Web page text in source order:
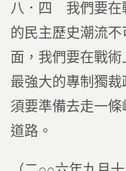
八．四 我們要在
的民主歷史潮流
面，我們要在戰
最強大的專制獨
須要準備去走一
道路。